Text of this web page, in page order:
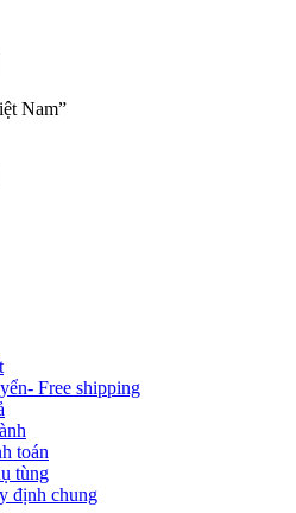
Nam”
Free shipping
toán
tùng
định chung